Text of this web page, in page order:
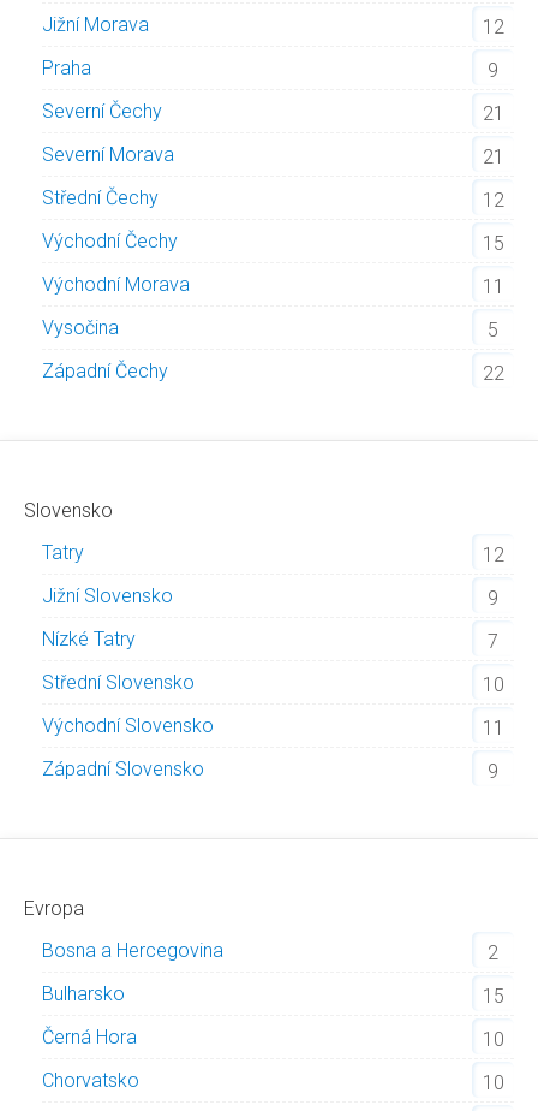
Jižní Morava
12
Praha
9
Severní Čechy
21
Severní Morava
21
Střední Čechy
12
Východní Čechy
15
Východní Morava
11
Vysočina
5
Západní Čechy
22
Slovensko
Tatry
12
Jižní Slovensko
9
Nízké Tatry
7
Střední Slovensko
10
Východní Slovensko
11
Západní Slovensko
9
Evropa
Bosna a Hercegovina
2
Bulharsko
15
Černá Hora
10
Chorvatsko
10